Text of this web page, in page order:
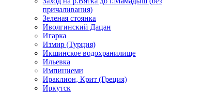
причаливания)
Зеленая стоянка
Иволгинский Дацан
Игарка
Измир (Турция)
Икшинское водохранилище
Ильевка
Импиниеми
Ираклион, Крит (Греция)
Иркутск